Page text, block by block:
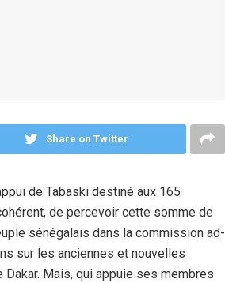
Share on Twitter
de Tabaski destiné aux 165
de percevoir cette somme de
sénégalais dans la commission ad-
sur les anciennes et nouvelles
Mais, qui appuie ses membres